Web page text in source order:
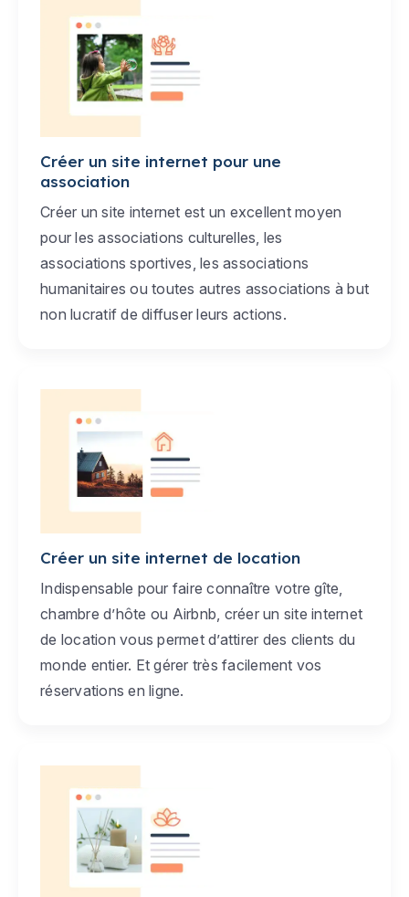
Créer un site internet pour une
association
Créer un site internet est un excellent moyen
pour les associations culturelles, les
associations sportives, les associations
humanitaires ou toutes autres associations à but
non lucratif de diffuser leurs actions.
Créer un site internet de location
Indispensable pour faire connaître votre gîte,
chambre d’hôte ou Airbnb, créer un site internet
de location vous permet d’attirer des clients du
monde entier. Et gérer très facilement vos
réservations en ligne.